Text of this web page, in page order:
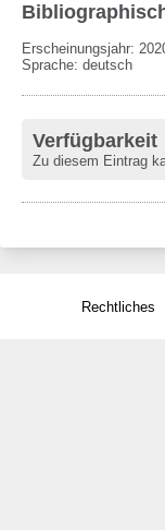
Erscheinungsjahr:
Sprache: deutsch
Verfügbarkeit
Zu diesem Eintrag
Rechtliches